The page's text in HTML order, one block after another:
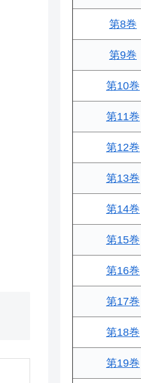
第8巻
第9巻
第10巻
第11巻
第12巻
第13巻
第14巻
第15巻
第16巻
第17巻
第18巻
第19巻